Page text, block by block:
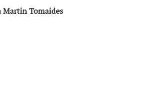
Martin Tomaides